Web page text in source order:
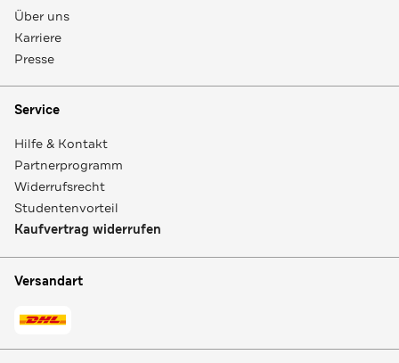
Über uns
Karriere
Presse
Service
Hilfe & Kontakt
Partnerprogramm
Widerrufsrecht
Studentenvorteil
Kaufvertrag widerrufen
Versandart